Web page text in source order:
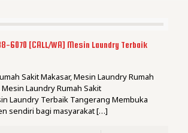
6070 [CALL/WA] Mesin Laundry Terbaik
Sakit Makasar, Mesin Laundry Rumah
Laundry Rumah Sakit
Laundry Terbaik Tangerang Membuka
sendiri bagi masyarakat[…]